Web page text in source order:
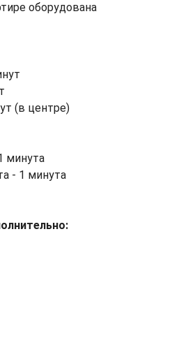
оборудована
(в центре)
минута
- 1 минута